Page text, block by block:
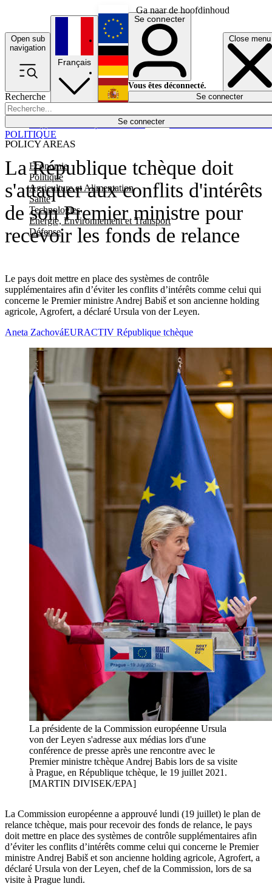
Ga naar de hoofdinhoud
Open sub
navigation
Close menu
Recherche
Se connecter
POLICY AREAS
Economie
Politique
Agriculture et Alimentation
Santé
Technologies
Energie, Environnement et Transport
Défense
Économie
Français
English
Deutsch
Español
Se connecter
Vous êtes déconnecté.
Se connecter
La République tchèque doit
s'attaquer aux conflits d'intérêts
de son Premier ministre pour
recevoir les fonds de relance
Le pays doit mettre en place des systèmes de contrôle
supplémentaires afin d’éviter les conflits d’intérêts comme celui qui
concerne le Premier ministre Andrej Babiš et son ancienne holding
agricole, Agrofert, a déclaré Ursula von der Leyen.
POLITIQUE
Aneta ZachováEURACTIV République tchèque
La présidente de la Commission européenne Ursula
von der Leyen s'adresse aux médias lors d'une
conférence de presse après une rencontre avec le
Premier ministre tchèque Andrej Babis lors de sa visite
à Prague, en République tchèque, le 19 juillet 2021.
[MARTIN DIVISEK/EPA]
La Commission européenne a approuvé lundi (19 juillet) le plan de
relance tchèque, mais pour recevoir des fonds de relance, le pays
doit mettre en place des systèmes de contrôle supplémentaires afin
d’éviter les conflits d’intérêts comme celui qui concerne le Premier
ministre Andrej Babiš et son ancienne holding agricole, Agrofert, a
déclaré Ursula von der Leyen, chef de la Commission, lors de sa
visite à Prague lundi.